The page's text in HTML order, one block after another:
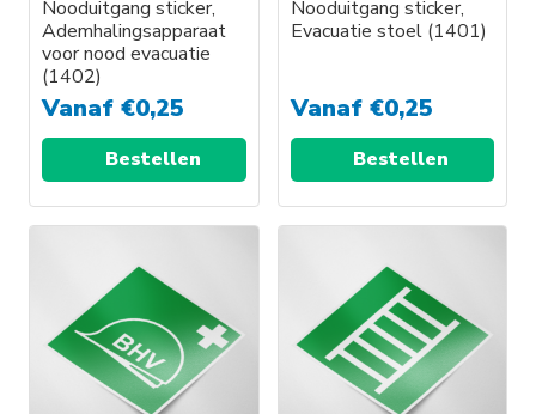
Nooduitgang sticker,
Ademhalingsapparaat
voor nood evacuatie
(1402)
Vanaf €0,25
Bestellen
Nooduitgang sticker,
Evacuatie stoel (1401)
Vanaf €0,25
Bestellen